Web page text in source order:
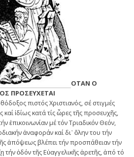
ΟΤΑΝ Ο
ΠΡΟΣΕΥΧΕΤΑΙ
πιστός Χριστιανός, σέ στιγμές
ἰδίως κατά τίς ὧρες τῆς προσευχῆς,
ἐπικοινωνίαν μέ τόν Τριαδικόν Θεόν,
ἀναφοράν καί δι᾽ ὅλην του τήν
ἀπόψεως βλέπει τήν προσπάθειαν τήν
τήν ὁδόν τῆς Εὐαγγελικῆς ἀρετῆς, ἀπό τό